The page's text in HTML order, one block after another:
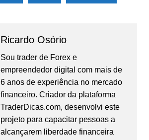
Ricardo Osório
Sou trader de Forex e
empreendedor digital com mais de
6 anos de experiência no mercado
financeiro. Criador da plataforma
TraderDicas.com, desenvolvi este
projeto para capacitar pessoas a
alcançarem liberdade financeira